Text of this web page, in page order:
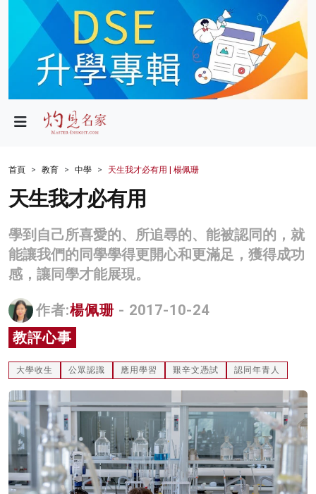
政局
財經
生活
商業
科技
影片
名家榜
灼見活動
關於我們
首頁 教育 中學 天生我才必有用 | 楊佩珊
天生我才必有用
學到自己所喜愛的、所追尋的、能被認同的，就
能讓我們的同學學得更開心和更滿足，獲得成功
感，讓同學才能展現。
作者:楊佩珊 - 2017-10-24
教評心事
大學收生 公眾認識 應用學習 艱辛文憑試 認同年青人